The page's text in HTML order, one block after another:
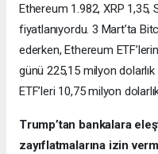
Ethereum 1.982, XRP
fiyatlanıyordu. 3 Mart’ta
ederken, Ethereum
günü 225,15 milyon
ETF’leri 10,75 milyon
Trump’tan bankalara
zayıflatmalarına izin